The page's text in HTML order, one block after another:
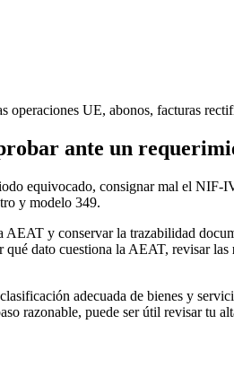
UE, abonos, facturas
ante un
equivocado, consignar mal el
y modelo 349.
y conservar la trazabilidad
dato cuestiona la AEAT, revisar las
adecuada de bienes y
razonable, puede ser útil revisar tu